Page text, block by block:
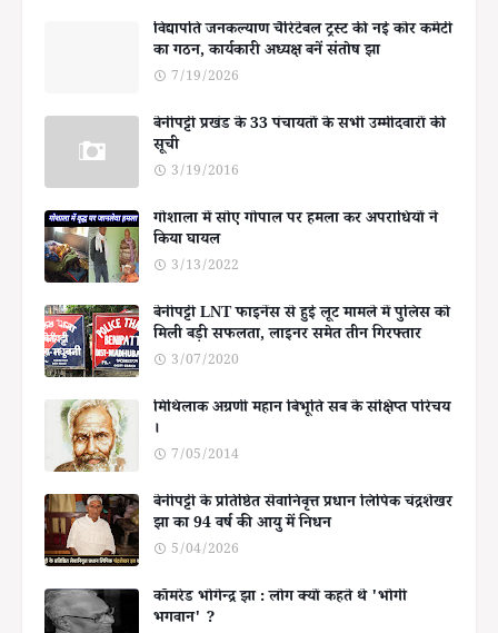
विद्यापति जनकल्याण चैरिटेबल ट्रस्ट की नई कोर कमेटी
का गठन, कार्यकारी अध्यक्ष बनें संतोष झा
7/19/2026
बेनीपट्टी प्रखंड के 33 पंचायतों के सभी उम्मीदवारों की
सूची
3/19/2016
गोशाला में सोए गोपाल पर हमला कर अपराधियों ने
किया घायल
3/13/2022
बेनीपट्टी LNT फाइनेंस से हुई लूट मामले में पुलिस को
मिली बड़ी सफलता, लाइनर समेत तीन गिरफ्तार
3/07/2020
मिथिलाक अग्रणी महान बिभूति सब के संक्षिप्त परिचय
।
7/05/2014
बेनीपट्टी के प्रतिष्ठित सेवानिवृत्त प्रधान लिपिक चंद्रशेखर
झा का 94 वर्ष की आयु में निधन
5/04/2026
कॉमरेड भोगेन्द्र झा : लोग क्यों कहते थे 'भोगी
भगवान' ?